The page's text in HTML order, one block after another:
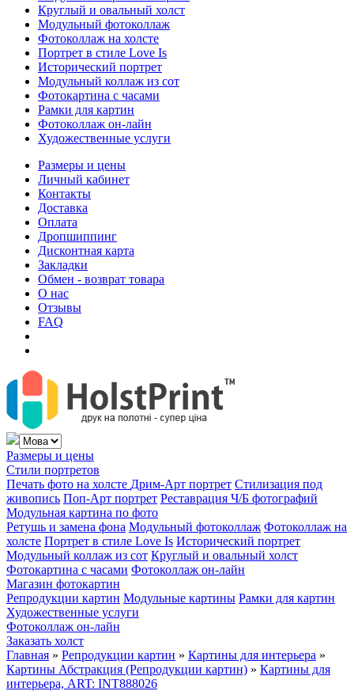
Круглый и овальный холст
Модульный фотоколлаж
Фотоколлаж на холсте
Портрет в стиле Love Is
Исторический портрет
Модульный коллаж из сот
Фотокартина с часами
Рамки для картин
Фотоколлаж он-лайн
Художественные услуги
Размеры и цены
Личный кабинет
Контакты
Доставка
Оплата
Дропшиппинг
Дисконтная карта
Закладки
Обмен - возврат товара
О нас
Отзывы
FAQ
Размеры и цены
Стили портретов
Печать фото на холсте Дрим-Арт портрет Стилизация под
живопись Поп-Арт портрет Реставрация Ч/Б фотографий
Модульная картина по фото
Ретушь и замена фона Модульный фотоколлаж Фотоколлаж на
холсте Портрет в стиле Love Is Исторический портрет
Модульный коллаж из сот Круглый и овальный холст
Фотокартина с часами Фотоколлаж он-лайн
Магазин фотокартин
Репродукции картин Модульные картины Рамки для картин
Художественные услуги
Фотоколлаж он-лайн
Заказать холст
Главная » Репродукции картин » Картины для интерьера »
Картины Абстракция (Репродукции картин) » Картины для
интерьера, ART: INT888026